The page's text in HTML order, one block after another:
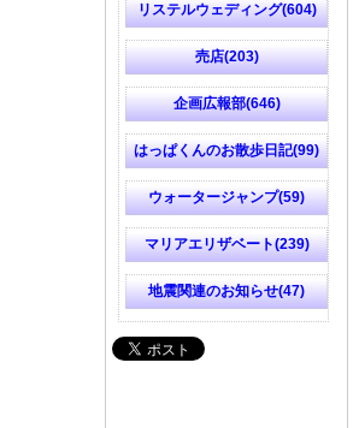
リステルウェディング(604)
売店(203)
企画広報部(646)
はっぱくんのお散歩日記(99)
ウォータージャンプ(59)
マリアエリザベート(239)
地震関連のお知らせ(47)